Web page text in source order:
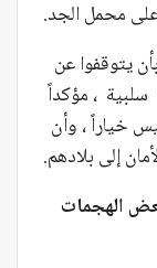
محمل الجد.
يتوقفوا عن
سلبية ، مؤكداً
خياراً ، وأن
إلى بلادهم.
الهجمات